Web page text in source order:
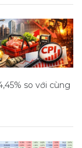
so với cùng